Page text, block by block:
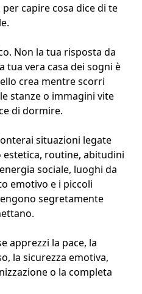
capire cosa dice di te
Non la tua risposta da
tua vera casa dei sogni è
crea mentre scorri
stanze o immagini vite
di dormire.
situazioni legate
estetica, routine, abitudini
sociale, luoghi da
emotivo e i piccoli
segretamente
apprezzi la pace, la
la sicurezza emotiva,
o la completa